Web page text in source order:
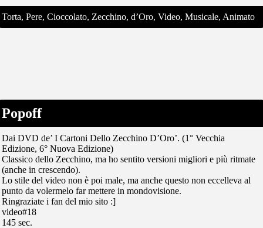
Torta, Pere, Cioccolato, Zecchino, d’Oro, Video, Musicale, Animato
Popoff
Dai DVD de’ I Cartoni Dello Zecchino D’Oro’. (1° Vecchia
Edizione, 6° Nuova Edizione)
Classico dello Zecchino, ma ho sentito versioni migliori e più ritmate
(anche in crescendo).
Lo stile del video non è poi male, ma anche questo non eccelleva al
punto da volermelo far mettere in mondovisione.
Ringraziate i fan del mio sito :]
video#18
145 sec.